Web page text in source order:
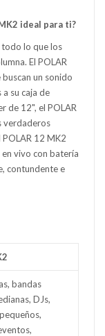
ideal para ti?
todo lo que los
El POLAR
un sonido
su caja de
de 12", el POLAR
verdaderos
POLAR 12 MK2
vivo con batería
contundente e
bandas
DJs,